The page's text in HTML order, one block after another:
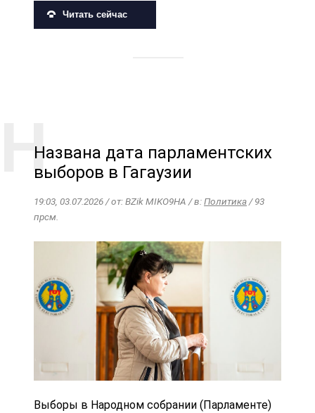
Читать сейчас
Названа дата парламентских
выборов в Гагаузии
19:03, 03.07.2026 / от: BZik MIKO9HA / в:Политика/ 93
прсм.
Выборы в Народном собрании (Парламенте)